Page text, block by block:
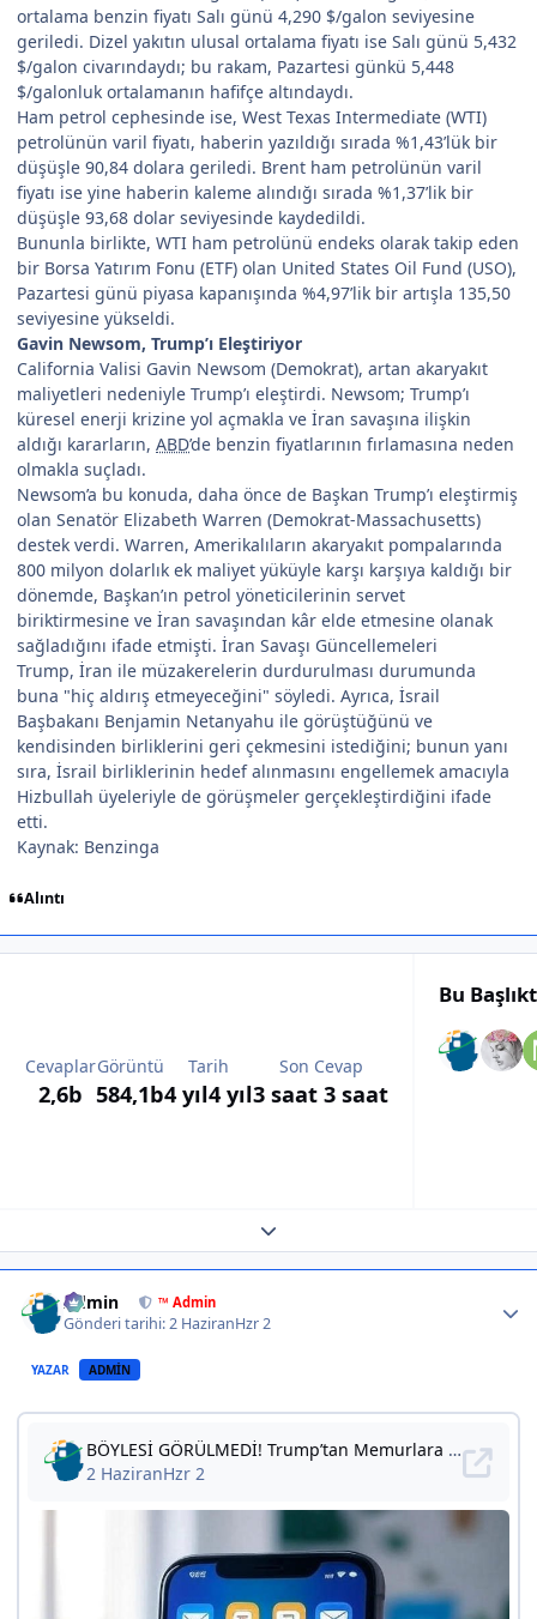
ortalama benzin fiyatı Salı günü 4,290 $/galon seviyesine
geriledi. Dizel yakıtın ulusal ortalama fiyatı ise Salı günü 5,432
$/galon civarındaydı; bu rakam, Pazartesi günkü 5,448
$/galonluk ortalamanın hafifçe altındaydı.
Ham petrol cephesinde ise, West Texas Intermediate (WTI)
petrolünün varil fiyatı, haberin yazıldığı sırada %1,43’lük bir
düşüşle 90,84 dolara geriledi. Brent ham petrolünün varil
fiyatı ise yine haberin kaleme alındığı sırada %1,37’lik bir
düşüşle 93,68 dolar seviyesinde kaydedildi.
Bununla birlikte, WTI ham petrolünü endeks olarak takip eden
bir Borsa Yatırım Fonu (ETF) olan United States Oil Fund (USO),
Pazartesi günü piyasa kapanışında %4,97’lik bir artışla 135,50
seviyesine yükseldi.
Gavin Newsom, Trump’ı Eleştiriyor
California Valisi Gavin Newsom (Demokrat), artan akaryakıt
maliyetleri nedeniyle Trump’ı eleştirdi. Newsom; Trump’ı
küresel enerji krizine yol açmakla ve İran savaşına ilişkin
aldığı kararların, ABD’de benzin fiyatlarının fırlamasına neden
olmakla suçladı.
Newsom’a bu konuda, daha önce de Başkan Trump’ı eleştirmiş
olan Senatör Elizabeth Warren (Demokrat-Massachusetts)
destek verdi. Warren, Amerikalıların akaryakıt pompalarında
800 milyon dolarlık ek maliyet yüküyle karşı karşıya kaldığı bir
dönemde, Başkan’ın petrol yöneticilerinin servet
biriktirmesine ve İran savaşından kâr elde etmesine olanak
sağladığını ifade etmişti. İran Savaşı Güncellemeleri
Trump, İran ile müzakerelerin durdurulması durumunda
buna "hiç aldırış etmeyeceğini" söyledi. Ayrıca, İsrail
Başbakanı Benjamin Netanyahu ile görüştüğünü ve
kendisinden birliklerini geri çekmesini istediğini; bunun yanı
sıra, İsrail birliklerinin hedef alınmasını engellemek amacıyla
Hizbullah üyeleriyle de görüşmeler gerçekleştirdiğini ifade
etti.
Kaynak: Benzinga
Alıntı
Cevaplar
2,6b
Görüntü
584,1b
Tarih
4 yıl4 yıl
Son Cevap
3 saat 3 saat
Bu
Expand topic overview
Admin ™ Admin
Gönderi tarihi:2 HaziranHzr 2
YAZAR ADMIN